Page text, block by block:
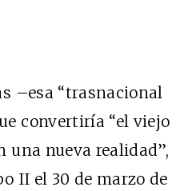
–esa “trasnacional
convertiría “el viejo
una nueva realidad”,
II el 30 de marzo de